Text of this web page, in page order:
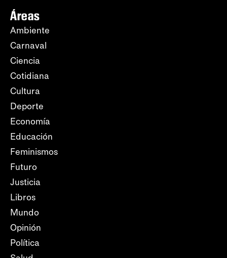
Áreas
Ambiente
Carnaval
Ciencia
Cotidiana
Cultura
Deporte
Economía
Educación
Feminismos
Futuro
Justicia
Libros
Mundo
Opinión
Política